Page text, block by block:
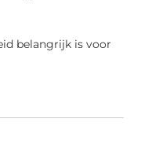
belangrijk is voor